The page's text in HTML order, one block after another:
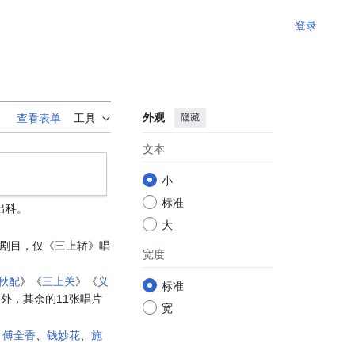
登录
查看表单 工具 外观 隐藏
文本
小
标准
大
宽度
标准
宽
。
目，仅《三上轿》唱
配》《三上关》《 义
，其余的11张唱片
傅全香 钱妙花、 施